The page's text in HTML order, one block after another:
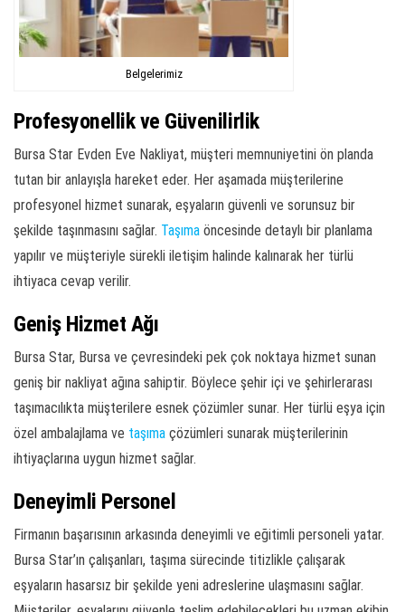
Belgelerimiz
Profesyonellik ve Güvenilirlik
Bursa Star Evden Eve Nakliyat, müşteri memnuniyetini ön planda
tutan bir anlayışla hareket eder. Her aşamada müşterilerine
profesyonel hizmet sunarak, eşyaların güvenli ve sorunsuz bir
şekilde taşınmasını sağlar. Taşıma öncesinde detaylı bir planlama
yapılır ve müşteriyle sürekli iletişim halinde kalınarak her türlü
ihtiyaca cevap verilir.
Geniş Hizmet Ağı
Bursa Star, Bursa ve çevresindeki pek çok noktaya hizmet sunan
geniş bir nakliyat ağına sahiptir. Böylece şehir içi ve şehirlerarası
taşımacılıkta müşterilere esnek çözümler sunar. Her türlü eşya için
özel ambalajlama ve taşıma çözümleri sunarak müşterilerinin
ihtiyaçlarına uygun hizmet sağlar.
Deneyimli Personel
Firmanın başarısının arkasında deneyimli ve eğitimli personeli yatar.
Bursa Star’ın çalışanları, taşıma sürecinde titizlikle çalışarak
eşyaların hasarsız bir şekilde yeni adreslerine ulaşmasını sağlar.